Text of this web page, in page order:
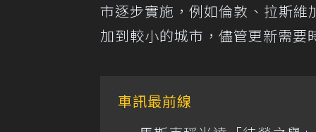
市逐步實施，例如倫敦、拉斯維
加到較小的城市，儘管更新需
車訊最前線